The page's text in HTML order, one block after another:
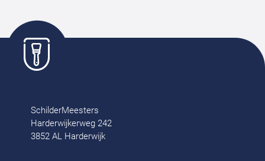
SchilderMeesters
Harderwijkerweg 242
3852 AL Harderwijk